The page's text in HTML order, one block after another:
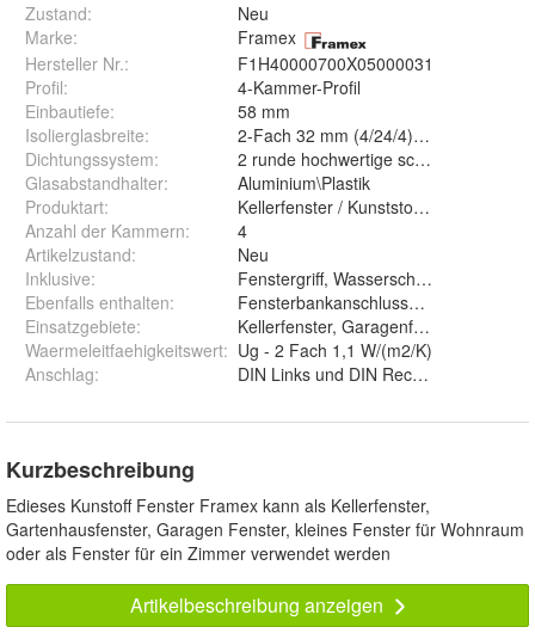
Zustand:
Neu
Marke:
Framex
Hersteller Nr.:
F1H40000700X05000031
Profil:
4-Kammer-Profil
Einbautiefe:
58 mm
Isolierglasbreite:
2-Fach 32 mm (4/24/4)mm
Dichtungssystem:
2 runde hochwertige schwarze
Glasabstandhalter:
Aluminium\Plastik
Produktart:
Kellerfenster / Kunststofffenster
Anzahl der Kammern:
4
Artikelzustand:
Neu
Inklusive:
Fenstergriff, Wasserschlitzkappen
Ebenfalls enthalten:
Fensterbankanschlussprofil
Einsatzgebiete:
Kellerfenster, Garagenfenster,
Waermeleitfaehigkeitswert: Ug - 2 Fach 1,1 W/(m2/K)
Anschlag: DIN Links und DIN Rechts
Kurzbeschreibung
Edieses Kunstoff Fenster Framex kann als Kellerfenster,
Gartenhausfenster, Garagen Fenster, kleines Fenster für Wohnraum
oder als Fenster für ein Zimmer verwendet werden
Artikelbeschreibung anzeigen